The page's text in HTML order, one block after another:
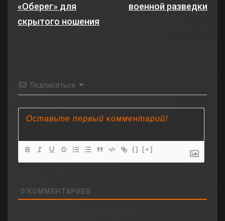
«Оберег» для
скрытого ношения
военной разведки
Подписаться
{} [+]
0 КОММЕНТАРИЕВ